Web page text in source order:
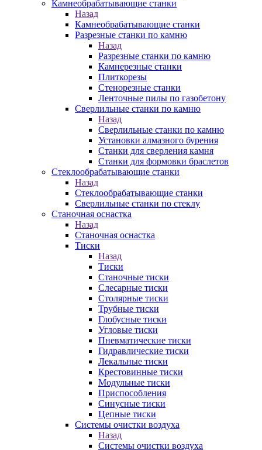
Камнеобрабатывающие станки
Назад
Камнеобрабатывающие станки
Разрезные станки по камню
Назад
Разрезные станки по камню
Камнерезные станки
Плиткорезы
Стенорезные станки
Ленточные пилы по газобетону
Сверлильные станки по камню
Назад
Сверлильные станки по камню
Установки алмазного бурения
Станки для сверления камня
Станки для формовки браслетов
Стеклообрабатывающие станки
Назад
Стеклообрабатывающие станки
Сверлильные станки по стеклу
Станочная оснастка
Назад
Станочная оснастка
Тиски
Назад
Тиски
Станочные тиски
Слесарные тиски
Столярные тиски
Трубные тиски
Глобусные тиски
Угловые тиски
Пневматические тиски
Гидравлические тиски
Лекальные тиски
Крестовинные тиски
Модульные тиски
Приспособления
Синусные тиски
Цепные тиски
Системы очистки воздуха
Назад
Системы очистки воздуха